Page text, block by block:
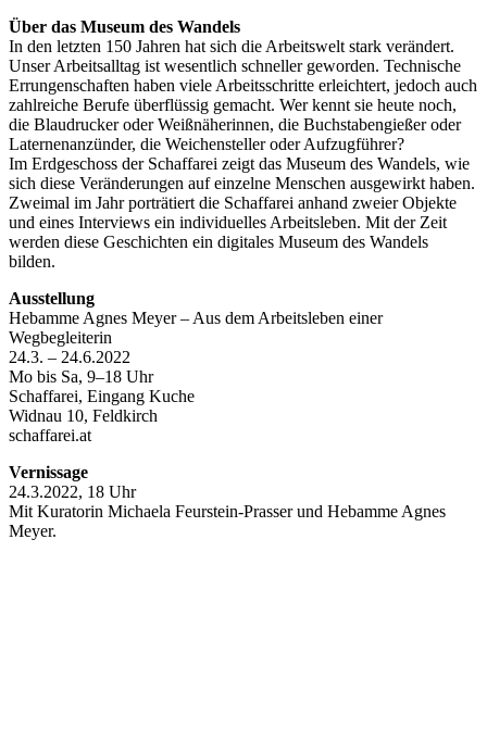
Über das Museum des Wandels
In den letzten 150 Jahren hat sich die Arbeitswelt stark verändert.
Unser Arbeitsalltag ist wesentlich schneller geworden. Technische
Errungenschaften haben viele Arbeitsschritte erleichtert, jedoch auch
zahlreiche Berufe überflüssig gemacht. Wer kennt sie heute noch,
die Blaudrucker oder Weißnäherinnen, die Buchstabengießer oder
Laternenanzünder, die Weichensteller oder Aufzugführer?
Im Erdgeschoss der Schaffarei zeigt das Museum des Wandels, wie
sich diese Veränderungen auf einzelne Menschen ausgewirkt haben.
Zweimal im Jahr porträtiert die Schaffarei anhand zweier Objekte
und eines Interviews ein individuelles Arbeitsleben. Mit der Zeit
werden diese Geschichten ein digitales Museum des Wandels
bilden.
Ausstellung
Hebamme Agnes Meyer – Aus dem Arbeitsleben einer
Wegbegleiterin
24.3. – 24.6.2022
Mo bis Sa, 9–18 Uhr
Schaffarei, Eingang Kuche
Widnau 10, Feldkirch
schaffarei.at
Vernissage
24.3.2022, 18 Uhr
Mit Kuratorin Michaela Feurstein-Prasser und Hebamme Agnes
Meyer.